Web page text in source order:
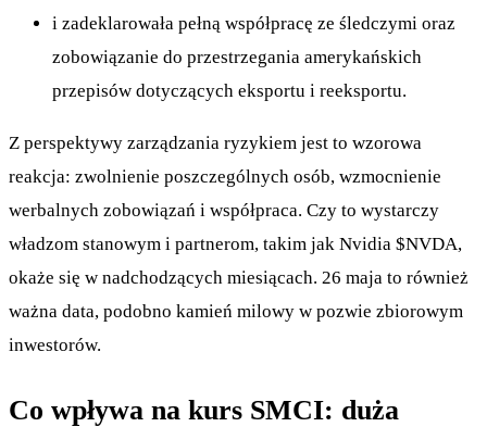
i zadeklarowała pełną współpracę ze śledczymi oraz
zobowiązanie do przestrzegania amerykańskich
przepisów dotyczących eksportu i reeksportu.
Z perspektywy zarządzania ryzykiem jest to wzorowa
reakcja: zwolnienie poszczególnych osób, wzmocnienie
werbalnych zobowiązań i współpraca. Czy to wystarczy
władzom stanowym i partnerom, takim jak Nvidia $NVDA,
okaże się w nadchodzących miesiącach. 26 maja to również
ważna data, podobno kamień milowy w pozwie zbiorowym
inwestorów.
Co wpływa na kurs SMCI: duża